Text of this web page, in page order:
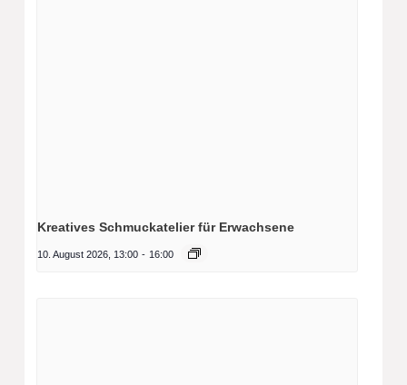
Kreatives Schmuckatelier für Erwachsene
10. August 2026, 13:00 - 16:00